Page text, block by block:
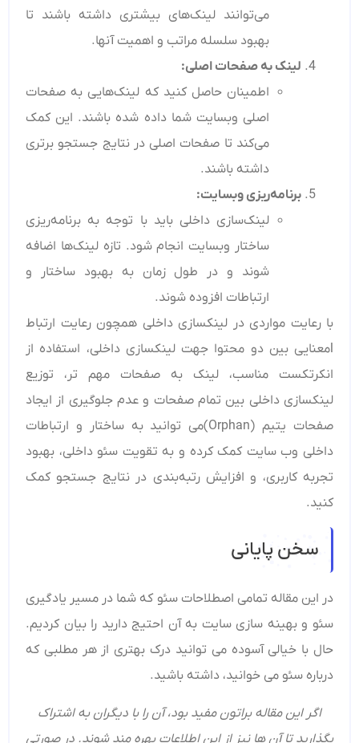
می‌توانند لینک‌های بیشتری داشته باشند تا
بهبود سلسله مراتب و اهمیت آنها.
لینک به صفحات اصلی:
اطمینان حاصل کنید که لینک‌هایی به صفحات
اصلی وبسایت شما داده شده باشند. این کمک
می‌کند تا صفحات اصلی در نتایج جستجو برتری
داشته باشند.
برنامه‌ریزی وبسایت:
لینک‌سازی داخلی باید با توجه به برنامه‌ریزی
ساختار وبسایت انجام شود. تازه لینک‌ها اضافه
شوند و در طول زمان به بهبود ساختار و
ارتباطات افزوده شوند.
با رعایت مواردی در لینکسازی داخلی همچون رعایت ارتباط
lمعنایی بین دو محتوا جهت لینکسازی داخلی، استفاده از
انکرتکست مناسب، لینک به صفحات مهم تر، توزیع
لینکسازی داخلی بین تمام صفحات و عدم جلوگیری از ایجاد
صفحات یتیم (Orphan)می توانید به ساختار و ارتباطات
داخلی وب سایت کمک کرده و به تقویت سئو داخلی، بهبود
تجربه کاربری، و افزایش رتبه‌بندی در نتایج جستجو کمک
کنید.
سخن پایانی
در این مقاله تمامی اصطلاحات سئو که شما در مسیر یادگیری
سئو و بهینه سازی سایت به آن احتیج دارید را بیان کردیم.
حال با خیالی آسوده می توانید درک بهتری از هر مطلبی که
درباره سئو می خوانید، داشته باشید.
اگر این مقاله براتون مفید بود، آن را با دیگران به اشتراک
بگذارید تا آن‌ ها نیز از این اطلاعات بهره‌ مند شوند. در صورتی